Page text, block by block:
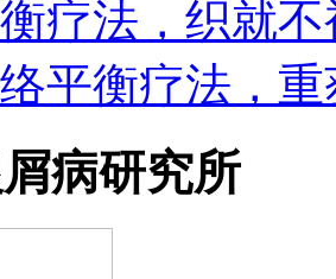
疗法，织就
平衡疗法，
病研究所